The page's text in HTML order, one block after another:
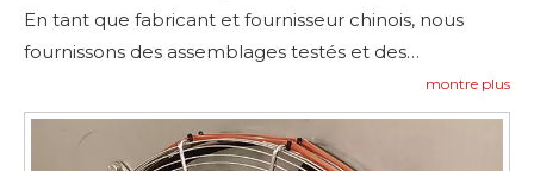
En tant que fabricant et fournisseur chinois, nous
fournissons des assemblages testés et des
recommandations de contrôle. Pour des devis et des
contrôles de compatibilité, visitez les cas de
référence et contactez-nous—contact
montre plus